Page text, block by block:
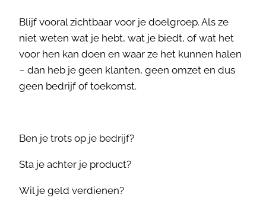
Blijf vooral zichtbaar voor je doelgroep. Als ze
niet weten wat je hebt, wat je biedt, of wat het
voor hen kan doen en waar ze het kunnen halen
– dan heb je geen klanten, geen omzet en dus
geen bedrijf of toekomst.
Ben je trots op je bedrijf?
Sta je achter je product?
Wil je geld verdienen?